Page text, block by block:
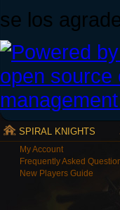
se los
SPIRAL KNIGHTS
My Account
Frequently Asked
New Players Guide